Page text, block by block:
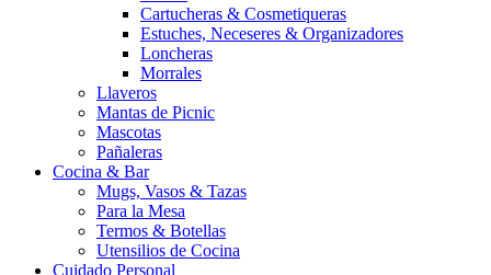
Cartucheras & Cosmetiqueras
Estuches, Neceseres & Organizadores
Loncheras
Morrales
Llaveros
Mantas de Picnic
Mascotas
Pañaleras
Cocina & Bar
Mugs, Vasos & Tazas
Para la Mesa
Termos & Botellas
Utensilios de Cocina
Cuidado Personal